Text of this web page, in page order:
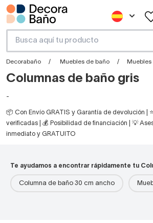
Decorabaño Muebles de baño
Columnas de baño gris
-
📦 Con Envío GRATIS y Garantía de devolución |
verificadas | 💰 Posibilidad de financiación | 💡
inmediato y GRATUITO
Te ayudamos a encontrar rápidamente tu
Columna de baño 30 cm ancho